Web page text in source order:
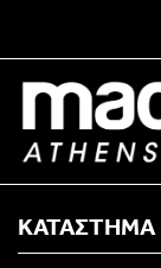
ΚΑΤΑΣΤΗΜΑ